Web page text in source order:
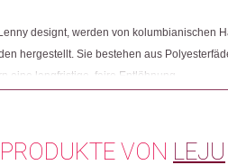
designt, werden von kolumbianischen
hergestellt. Sie bestehen aus
eine langfristige, faire Entlöhnung.
VON LEJU